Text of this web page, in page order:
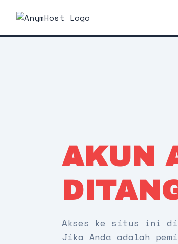
AKUN
Akses ke situs ini
Jika Anda adalah